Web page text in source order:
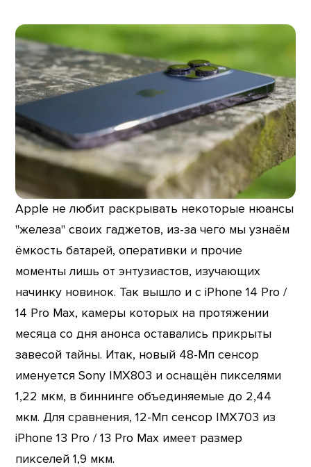
Apple не любит раскрывать некоторые нюансы
"железа" своих гаджетов, из-за чего мы узнаём
ёмкость батарей, оперативки и прочие
моменты лишь от энтузиастов, изучающих
начинку новинок. Так вышло и с iPhone 14 Pro /
14 Pro Max, камеры которых на протяжении
месяца со дня анонса оставались прикрыты
завесой тайны. Итак, новый 48-Мп сенсор
именуется Sony IMX803 и оснащён пикселями
1,22 мкм, в биннинге объединяемые до 2,44
мкм. Для сравнения, 12-Мп сенсор IMX703 из
iPhone 13 Pro / 13 Pro Max имеет размер
пикселей 1,9 мкм.